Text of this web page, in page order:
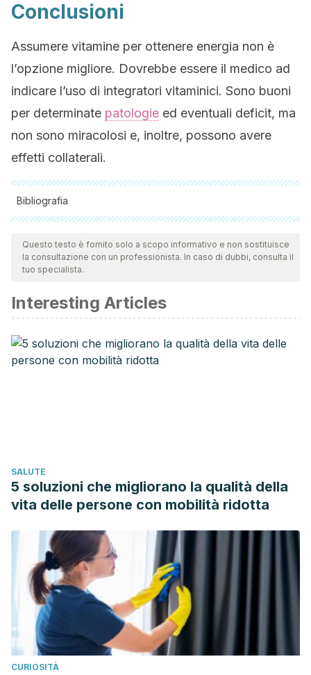
Conclusioni
Assumere vitamine per ottenere energia non è
l’opzione migliore. Dovrebbe essere il medico ad
indicare l’uso di integratori vitaminici. Sono buoni
per determinate patologie ed eventuali deficit, ma
non sono miracolosi e, inoltre, possono avere
effetti collaterali.
Bibliografia
Tutte le fonti citate sono state esaminate a fondo dal nostro
team per garantirne la qualità, l'affidabilità, l'attualità e la
validità. La bibliografia di questo articolo è stata considerata
Suplementos multivitamínicos/minerales — Datos en
español. (n.d.). Retrieved December 3, 2019, from
https://ods.od.nih.gov/factsheets/MVMS-DatosEnEspanol/
¿Realmente es bueno tomar vitaminas? – BBC News
bueno-vitaminas-energia-167558.html
Cuándo necesitas tomar vitaminas y otros suplementos.
(n.d.). Retrieved December 3, 2019, from
https://www.sabervivirtv.com/nutricion/cuando-es-
necesario-tomar-suplementos-vitaminas-minerales_227
Questo testo è fornito solo a scopo informativo e non sostituisce
la consultazione con un professionista. In caso di dubbi, consulta il
tuo specialista.
Interesting Articles
SALUTE
5 soluzioni che migliorano la qualità della
vita delle persone con mobilità ridotta
CURIOSITÀ